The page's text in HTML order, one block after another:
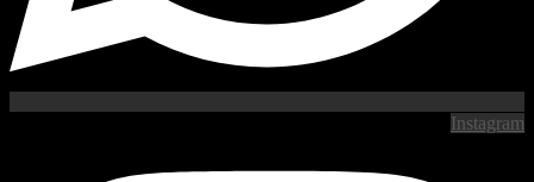
Instagram